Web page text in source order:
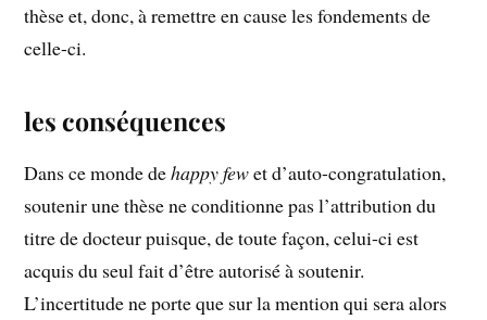
thèse et, donc, à remettre en cause les fondements de
celle-ci.
les conséquences
Dans ce monde dehappy fewet d’auto-congratulation,
soutenir une thèse ne conditionne pas l’attribution du
titre de docteur puisque, de toute façon, celui-ci est
acquis du seul fait d’être autorisé à soutenir.
L’incertitude ne porte que sur la mention qui sera alors